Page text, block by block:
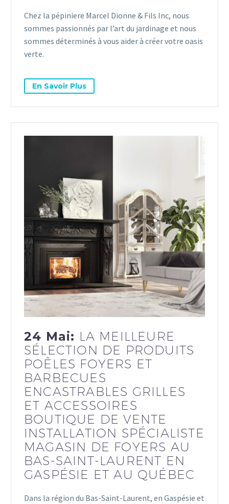
Chez la pépiniere Marcel Dionne & Fils Inc, nous
sommes passionnés par l’art du jardinage et nous
sommes déterminés à vous aider à créer votre oasis
verte.
En Savoir Plus
24 Mai: LA MEILLEURE
SÉLECTION DE PRODUITS
POÊLES FOYERS ET
BARBECUES
ENCASTRABLES GRILLES
ET ACCESSOIRES
BOUTIQUE DE VENTE
INSTALLATION SPÉCIALISTE
MAGASIN DE FOYERS AU
BAS-SAINT-LAURENT EN
GASPÉSIE ET AU QUÉBEC
Dans la région du Bas-Saint-Laurent, en Gaspésie et